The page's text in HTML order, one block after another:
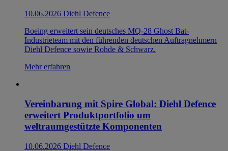
10.06.2026 Diehl Defence
Boeing erweitert sein deutsches MQ-28 Ghost Bat-
Industrieteam mit den führenden deutschen Auftragnehmern
Diehl Defence sowie Rohde & Schwarz.
Mehr erfahren
Vereinbarung mit Spire Global: Diehl Defence
erweitert Produktportfolio um
weltraumgestützte Komponenten
10.06.2026 Diehl Defence